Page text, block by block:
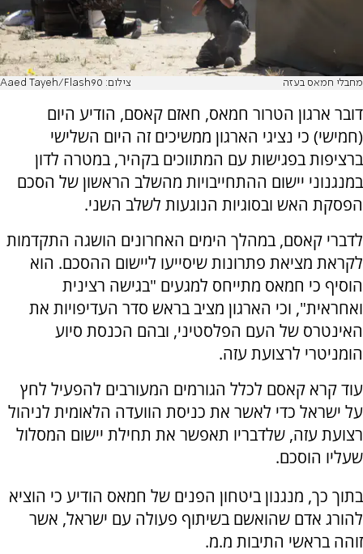
מחבלי חמאס בעזה צילום: Aaed Tayeh/Flash90
דובר ארגון הטרור חמאס, חאזם קאסם, הודיע היום
(חמישי) כי נציגי הארגון ממשיכים זה היום השלישי
ברציפות בפגישות עם המתווכים בקהיר, במטרה לדון
במנגנוני יישום ההתחייבויות מהשלב הראשון של הסכם
הפסקת האש ובסוגיות הנוגעות לשלב השני.
לדברי קאסם, במהלך הימים האחרונים הושגה התקדמות
לקראת מציאת פתרונות שיסייעו ליישום ההסכם. הוא
הוסיף כי חמאס מתייחס למגעים "בגישה רצינית
ואחראית", וכי הארגון מציב בראש סדר העדיפויות את
האינטרס של העם הפלסטיני, ובהם הכנסת סיוע
הומניטרי לרצועת עזה.
עוד קרא קאסם לכלל הגורמים המעורבים להפעיל לחץ
על ישראל כדי לאשר את כניסת הוועדה הלאומית לניהול
רצועת עזה, שלדבריו תאפשר את תחילת יישום המסלול
שעליו הוסכם.
בתוך כך, מנגנון ביטחון הפנים של חמאס הודיע כי הוציא
להורג אדם שהואשם בשיתוף פעולה עם ישראל, אשר
זוהה בראשי התיבות מ.מ.